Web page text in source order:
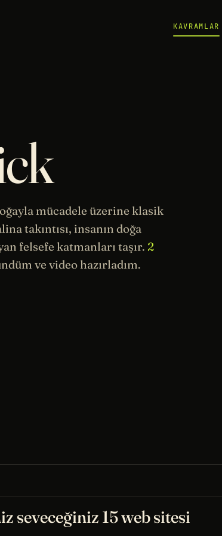
KAVRAMLAR
mücadele üzerine klasik
takıntısı, insanın doğa
felsefe katmanları taşır. 2
ve video hazırladım.
seveceğiniz 15 web sitesi